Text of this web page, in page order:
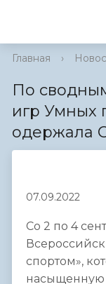
Главная ›
По
игр Умных
одержала
07.09.2022
Со 2 по 4
спортом»,
насыщенную